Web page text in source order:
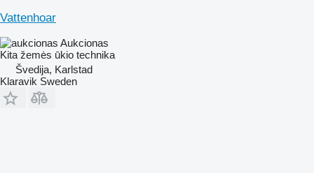
Vattenhoar
Aukcionas
Kita žemės ūkio technika
Švedija, Karlstad
Klaravik Sweden